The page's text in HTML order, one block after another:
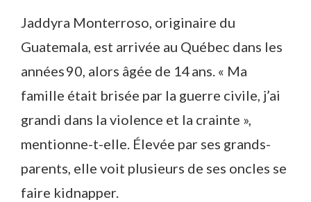
Jaddyra Monterroso, originaire du
Guatemala, est arrivée au Québec dans les
années 90, alors âgée de 14 ans. « Ma
famille était brisée par la guerre civile, j’ai
grandi dans la violence et la crainte »,
mentionne-t-elle. Élevée par ses grands-
parents, elle voit plusieurs de ses oncles se
faire kidnapper.